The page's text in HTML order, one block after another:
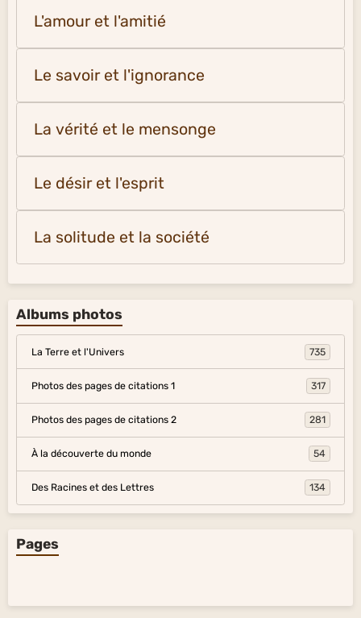
L'amour et l'amitié
Le savoir et l'ignorance
La vérité et le mensonge
Le désir et l'esprit
La solitude et la société
Albums photos
La Terre et l'Univers 735
Photos des pages de citations 1 317
Photos des pages de citations 2 281
À la découverte du monde 54
Des Racines et des Lettres 134
Pages